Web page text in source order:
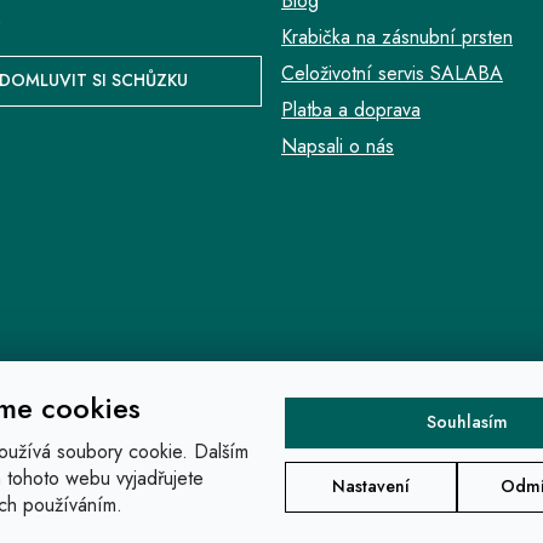
cookies
soubory cookie. Dalším
webu vyjadřujete
používáním.
Souhlasím
Nastavení
SI SCHŮZKU
Krabička na zásnubní prsten
Celoživotní servis SALABA
Platba a doprava
Napsali o nás
práva vyhrazena.